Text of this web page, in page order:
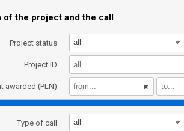
of the project and the call
Project status all
Project ID
awarded (PLN)
Type of call all